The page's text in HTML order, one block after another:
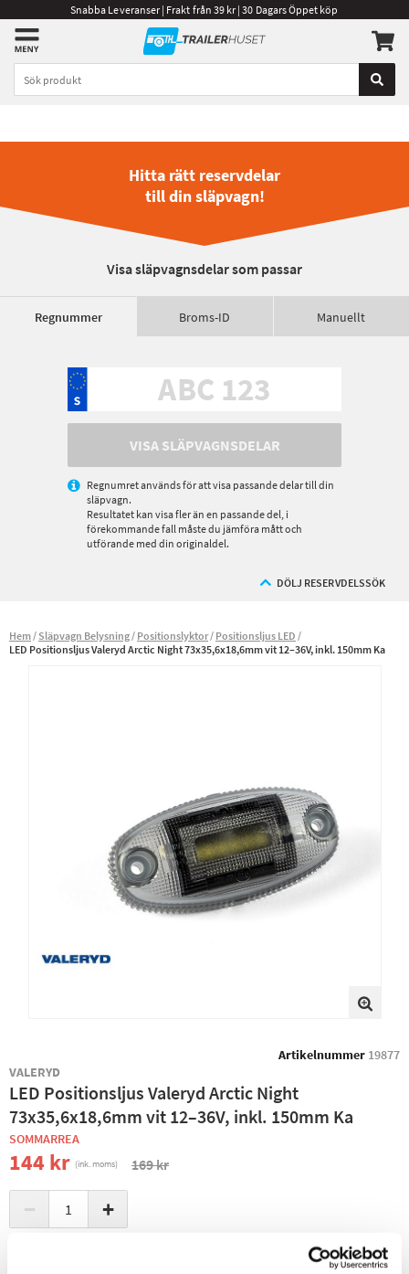
Snabba Leveranser | Frakt från 39 kr | 30 Dagars Öppet köp
Hitta rätt reservdelar
till din släpvagn!
Visa släpvagnsdelar som passar
Regnummer Broms-ID Manuellt
VISA SLÄPVAGNSDELAR
Regnumret används för att visa passande delar till din
släpvagn.
Resultatet kan visa fler än en passande del, i
förekommande fall måste du jämföra mått och
utförande med din originaldel.
DÖLJ RESERVDELSSÖK
Hem Släpvagn Belysning Positionslyktor Positionsljus LED
LED Positionsljus Valeryd Arctic Night 73x35,6x18,6mm vit 12–36V, inkl. 150mm Ka
Artikelnummer 19877
VALERYD
LED Positionsljus Valeryd Arctic Night
73x35,6x18,6mm vit 12–36V, inkl. 150mm Ka
SOMMARREA
144 kr (ink. moms) 169 kr
− +